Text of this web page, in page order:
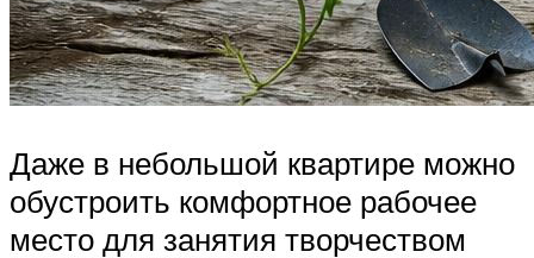
Даже в небольшой квартире можно
обустроить комфортное рабочее
место для занятия творчеством